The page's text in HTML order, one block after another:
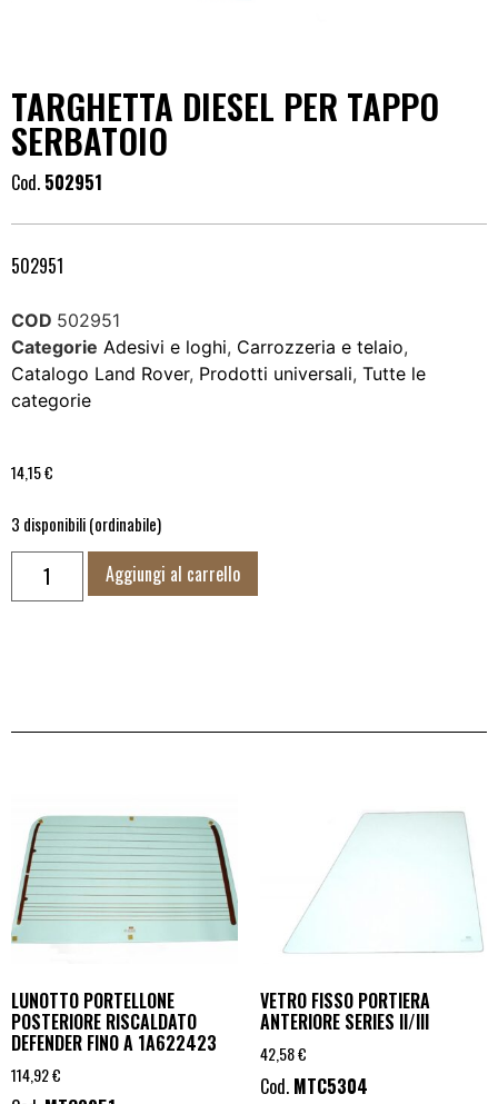
TARGHETTA DIESEL PER TAPPO
SERBATOIO
Cod. 502951
502951
COD 502951
Categorie Adesivi e loghi, Carrozzeria e telaio,
Catalogo Land Rover, Prodotti universali, Tutte le
categorie
14,15€
3 disponibili (ordinabile)
Aggiungi al carrello
LUNOTTO PORTELLONE
POSTERIORE RISCALDATO
DEFENDER FINO A 1A622423
114,92€
VETRO FISSO PORTIERA
ANTERIORE SERIES II/III
42,58€
Cod. MTC5304